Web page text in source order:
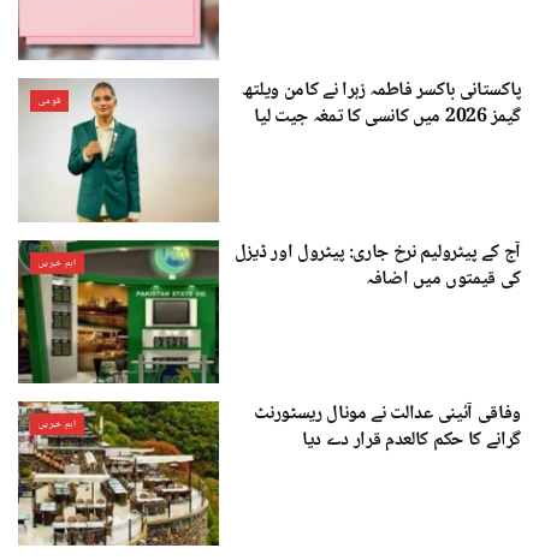
قومی
پاکستانی باکسر فاطمہ زہرا نے کامن ویلتھ
گیمز 2026 میں کانسی کا تمغہ جیت لیا
اہم خبریں
آج کے پیٹرولیم نرخ جاری: پیٹرول اور ڈیزل
کی قیمتوں میں اضافہ
اہم خبریں
وفاقی آئینی عدالت نے مونال ریسٹورنٹ
گرانے کا حکم کالعدم قرار دے دیا